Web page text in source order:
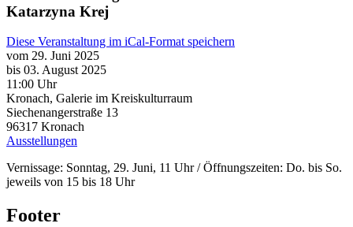
Katarzyna Krej
Diese Veranstaltung im iCal-Format speichern
vom 29. Juni 2025
bis 03. August 2025
11:00 Uhr
Kronach, Galerie im Kreiskulturraum
Siechenangerstraße 13
96317 Kronach
Ausstellungen
Vernissage: Sonntag, 29. Juni, 11 Uhr / Öffnungszeiten: Do. bis So.
jeweils von 15 bis 18 Uhr
Footer